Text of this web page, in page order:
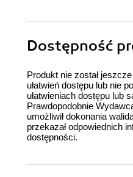
Dostępność
Produkt nie został
ułatwień dostępu lub nie
ułatwieniach dostępu lub
Prawdopodobnie
umożliwił dokonania
przekazał odpowiednich
dostępności.